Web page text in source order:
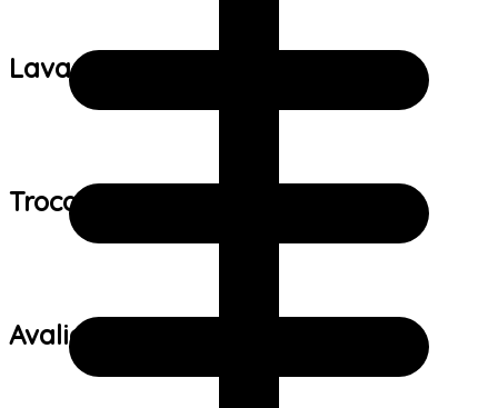
Lavagem:
Trocas e devoluções:
Avaliações de clientes